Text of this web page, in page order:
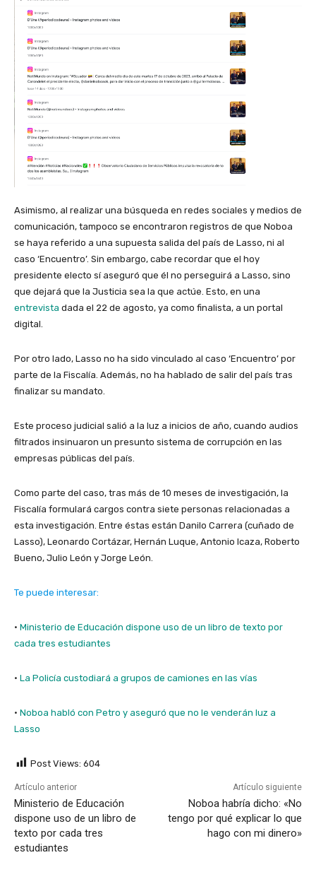
Asimismo, al realizar una búsqueda en redes sociales y medios de
comunicación, tampoco se encontraron registros de que Noboa
se haya referido a una supuesta salida del país de Lasso, ni al
caso ‘Encuentro’. Sin embargo, cabe recordar que el hoy
presidente electo sí aseguró que él no perseguirá a Lasso, sino
que dejará que la Justicia sea la que actúe. Esto, en una
entrevista dada el 22 de agosto, ya como finalista, a un portal
digital.
Por otro lado, Lasso no ha sido vinculado al caso ‘Encuentro’ por
parte de la Fiscalía. Además, no ha hablado de salir del país tras
finalizar su mandato.
Este proceso judicial salió a la luz a inicios de año, cuando audios
filtrados insinuaron un presunto sistema de corrupción en las
empresas públicas del país.
Como parte del caso, tras más de 10 meses de investigación, la
Fiscalía formulará cargos contra siete personas relacionadas a
esta investigación. Entre éstas están Danilo Carrera (cuñado de
Lasso), Leonardo Cortázar, Hernán Luque, Antonio Icaza, Roberto
Bueno, Julio León y Jorge León.
Te puede interesar:
· Ministerio de Educación dispone uso de un libro de texto por
cada tres estudiantes
· La Policía custodiará a grupos de camiones en las vías
· Noboa habló con Petro y aseguró que no le venderán luz a
Lasso
Post Views: 604
Artículo anterior
Ministerio de Educación
dispone uso de un libro de
texto por cada tres
estudiantes
Artículo siguiente
Noboa habría dicho: «No
tengo por qué explicar lo que
hago con mi dinero»